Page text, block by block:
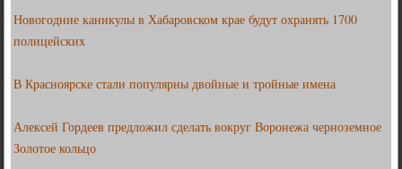
Новогодние каникулы в Хабаровском крае будут охранять 1700
полицейских
В Красноярске стали популярны двойные и тройные имена
Алексей Гордеев предложил сделать вокруг Воронежа черноземное
Золотое кольцо